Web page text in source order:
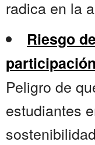
radica en la
Riesgo
Peligro de
estudiantes